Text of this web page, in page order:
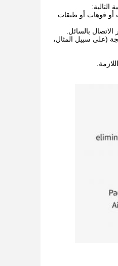
أو فوهات أو طبقات
(على سبيل المثال،